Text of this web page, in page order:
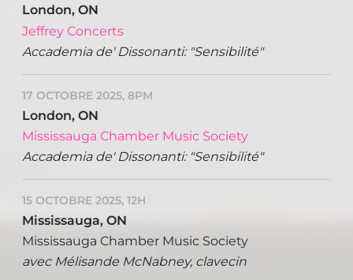
London, ON
Jeffrey Concerts
Accademia de' Dissonanti: "Sensibilité"
17 OCTOBRE 2025, 8PM
London, ON
Mississauga Chamber Music Society
Accademia de' Dissonanti: "Sensibilité"
15 OCTOBRE 2025, 12H
Mississauga, ON
Mississauga Chamber Music Society
avec Mélisande McNabney, clavecin